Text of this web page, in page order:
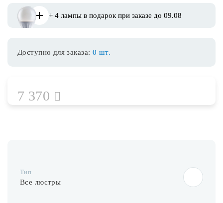
Предметы интерьера
+ 4 лампы в подарок при заказе до 09.08
Доступно для заказа: 0 шт.
7 370
Тип
Все люстры